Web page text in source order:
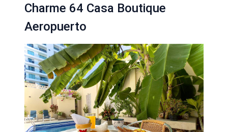
Charme 64 Casa Boutique
Aeropuerto